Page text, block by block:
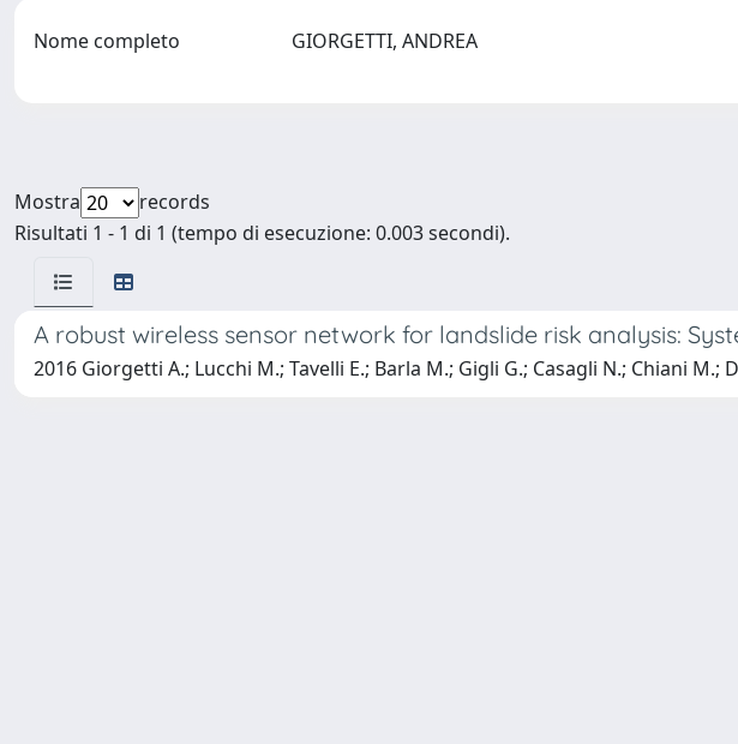
Nome completo GIORGETTI, ANDREA
Mostra
records
Risultati 1 - 1 di 1 (tempo di esecuzione: 0.003 secondi).
A robust wireless sensor network for landslide risk analysis:
2016 Giorgetti A.; Lucchi M.; Tavelli E.; Barla M.; Gigli G.; Casagli N.; Chiani M.;